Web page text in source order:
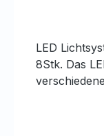
LED
8Stk. Das